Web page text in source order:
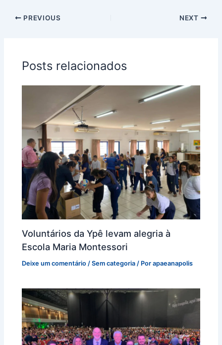
PREVIOUS NEXT
Posts relacionados
Voluntários da Ypê levam alegria à
Escola Maria Montessori
Deixe um comentário /Sem categoria / Porapaeanapolis